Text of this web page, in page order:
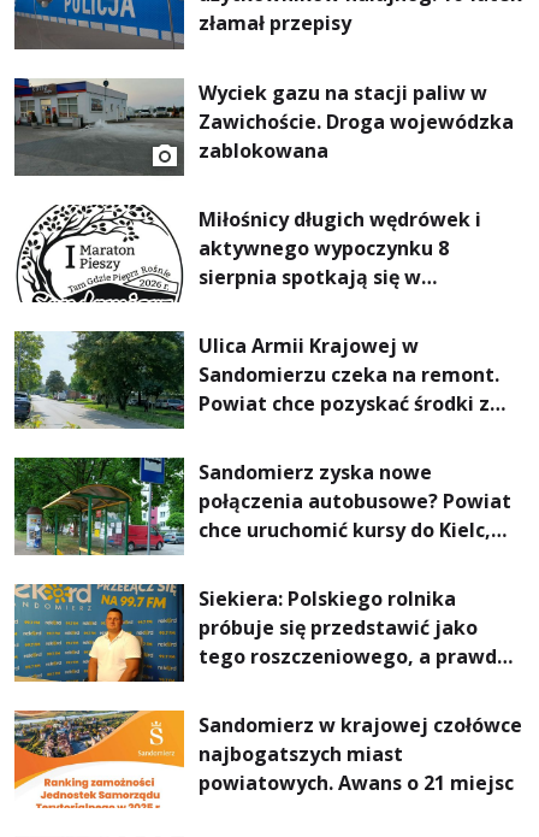
złamał przepisy
Wyciek gazu na stacji paliw w
Zawichoście. Droga wojewódzka
zablokowana
Miłośnicy długich wędrówek i
aktywnego wypoczynku 8
sierpnia spotkają się w
Pieszym „Tam Gdzie Pieprz
Rośnie”
Ulica Armii Krajowej w
Sandomierzu czeka na remont.
Powiat chce pozyskać środki z
Dróg
Sandomierz zyska nowe
połączenia autobusowe? Powiat
chce uruchomić kursy do Kielc,
Siekiera: Polskiego rolnika
próbuje się przedstawić jako
tego roszczeniowego, a prawda
Sandomierz w krajowej czołówce
najbogatszych miast
powiatowych. Awans o 21 miejsc